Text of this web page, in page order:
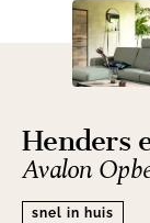
Henders
Avalon
snel in huis